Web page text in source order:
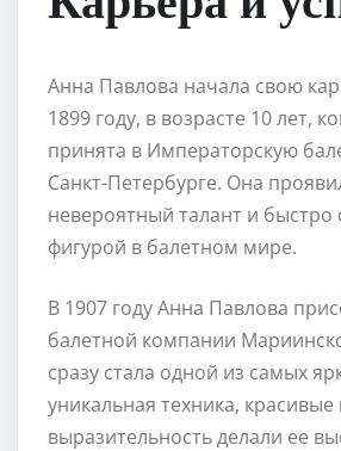
Анна Павлова начала свою
1899 году, в возрасте 10 лет,
принята в Императорскую
Санкт-Петербурге. Она
невероятный талант и быстро
фигурой в балетном мире.
В 1907 году Анна Павлова
балетной компании
сразу стала одной из самых
уникальная техника,
выразительность делали ее